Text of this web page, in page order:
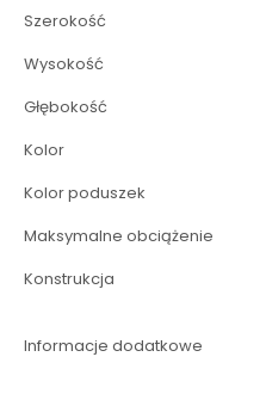
Szerokość
Wysokość
Głębokość
Kolor
Kolor poduszek
Maksymalne obciążenie
Konstrukcja
Informacje dodatkowe